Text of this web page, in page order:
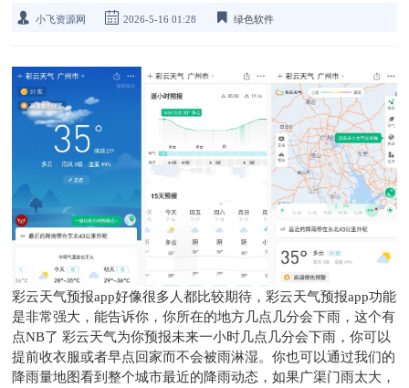
小飞资源网 2026-5-16 01:28 绿色软件
彩云天气预报app好像很多人都比较期待，彩云天气预报app功能
是非常强大，能告诉你，你所在的地方几点几分会下雨，这个有
点NB了 彩云天气为你预报未来一小时几点几分会下雨，你可以
提前收衣服或者早点回家而不会被雨淋湿。你也可以通过我们的
降雨量地图看到整个城市最近的降雨动态，如果广渠门雨太大，